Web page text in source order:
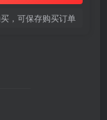
，可保存购买订单